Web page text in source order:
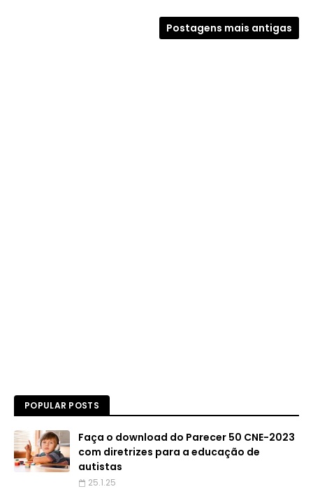
Postagens mais antigas
POPULAR POSTS
Faça o download do Parecer 50 CNE-2023
com diretrizes para a educação de
autistas
25.1.25